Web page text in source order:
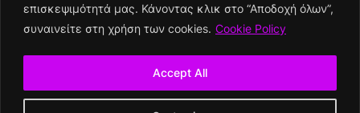
επισκεψιμότητά μας. Κάνοντας κλικ στο “Αποδοχή όλων”,
συναινείτε στη χρήση των cookies. Cookie Policy
Accept All
+